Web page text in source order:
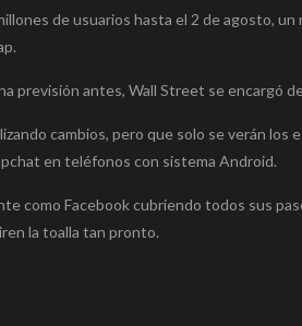
de usuarios hasta el 2 de agosto,
previsión antes, Wall Street se encargó
cambios, pero que solo se verán
en teléfonos con sistema Android.
como Facebook cubriendo todos sus
la toalla tan pronto.